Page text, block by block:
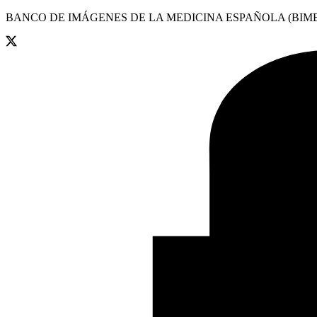
BANCO DE IMÁGENES DE LA MEDICINA ESPAÑOLA